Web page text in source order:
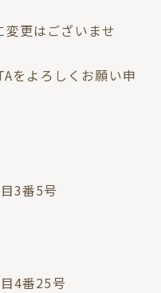
更はございませ
をよろしくお願い申
3番5号
4番25号